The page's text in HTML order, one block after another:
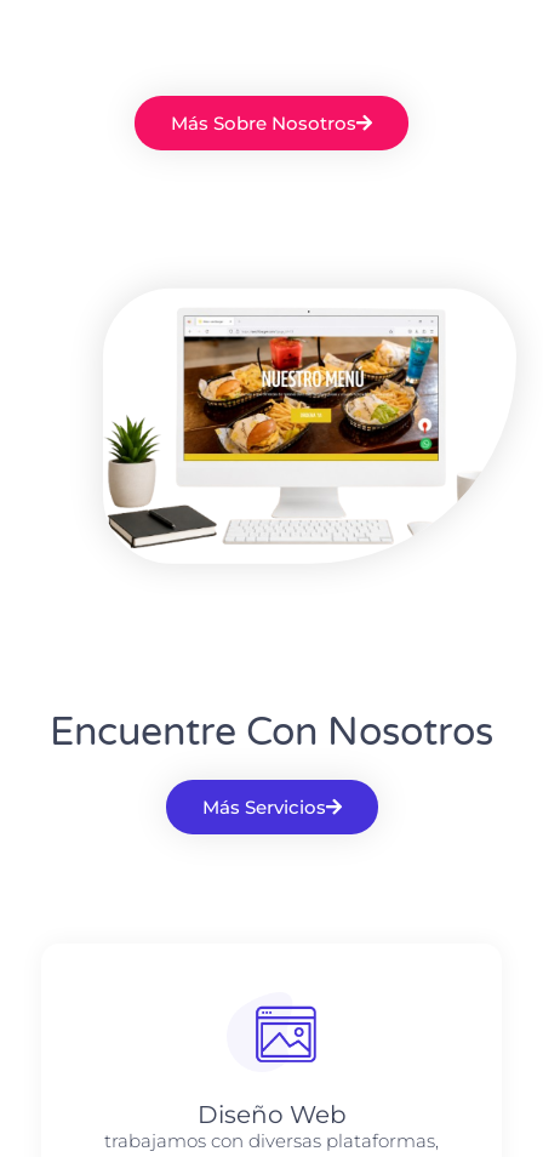
Más Sobre Nosotros
Encuentre Con Nosotros
Más Servicios
Diseño Web
trabajamos con diversas plataformas,